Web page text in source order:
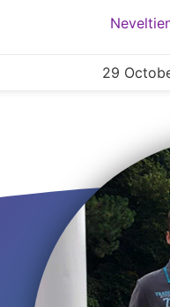
29